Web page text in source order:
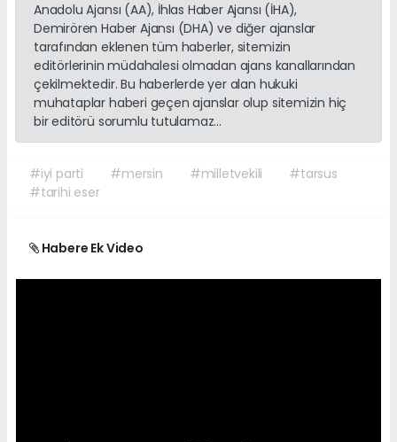
Anadolu Ajansı (AA), İhlas Haber Ajansı (İHA),
Demirören Haber Ajansı (DHA) ve diğer ajanslar
tarafından eklenen tüm haberler, sitemizin
editörlerinin müdahalesi olmadan ajans kanallarından
çekilmektedir. Bu haberlerde yer alan hukuki
muhataplar haberi geçen ajanslar olup sitemizin hiç
bir editörü sorumlu tutulamaz...
#iyi parti #mersin #milletvekili
#tarsus
#tarihi eser
Habere Ek Video